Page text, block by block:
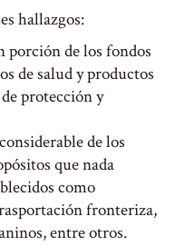
hallazgos:
de los fondos
de salud y productos
protección y
de los
que nada
como
fronteriza,
entre otros.